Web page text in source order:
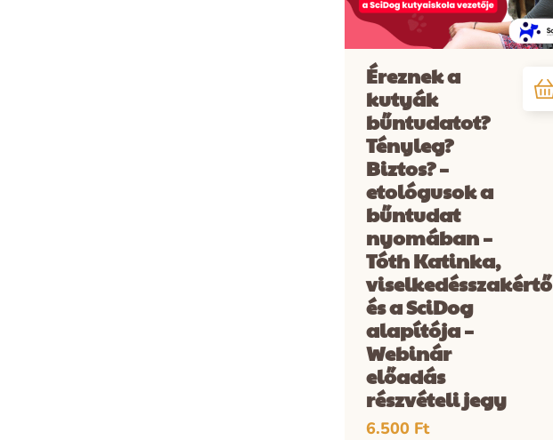
Éreznek a
kutyák
bűntudatot?
Tényleg?
Biztos? –
etológusok a
bűntudat
nyomában –
Tóth Katinka,
viselkedésszakértő
és a SciDog
alapítója –
Webinár
előadás
részvételi jegy
6.500 Ft